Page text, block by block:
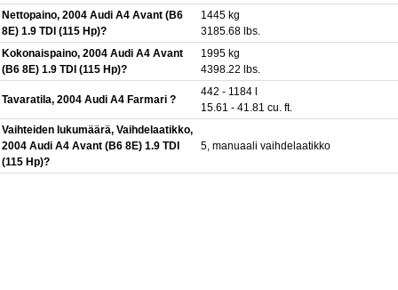
Nettopaino, 2004 Audi A4 Avant (B6
8E) 1.9 TDI (115 Hp)?
1445 kg
3185.68 lbs.
Kokonaispaino, 2004 Audi A4 Avant
(B6 8E) 1.9 TDI (115 Hp)?
1995 kg
4398.22 lbs.
Tavaratila, 2004 Audi A4 Farmari ?
442 - 1184 l
15.61 - 41.81 cu. ft.
Vaihteiden lukumäärä, Vaihdelaatikko,
2004 Audi A4 Avant (B6 8E) 1.9 TDI
(115 Hp)?
5, manuaali vaihdelaatikko